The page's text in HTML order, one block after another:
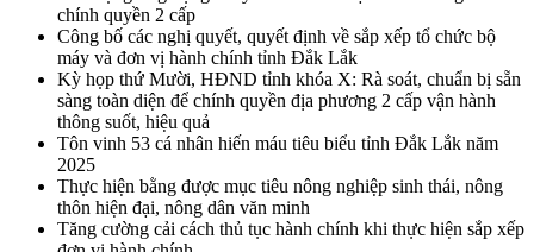
chính quyền 2 cấp
Công bố các nghị quyết, quyết định về sắp xếp tổ chức bộ
máy và đơn vị hành chính tỉnh Đắk Lắk
Kỳ họp thứ Mười, HĐND tỉnh khóa X: Rà soát, chuẩn bị sẵn
sàng toàn diện để chính quyền địa phương 2 cấp vận hành
thông suốt, hiệu quả
Tôn vinh 53 cá nhân hiến máu tiêu biểu tỉnh Đắk Lắk năm
2025
Thực hiện bằng được mục tiêu nông nghiệp sinh thái, nông
thôn hiện đại, nông dân văn minh
Tăng cường cải cách thủ tục hành chính khi thực hiện sắp xếp